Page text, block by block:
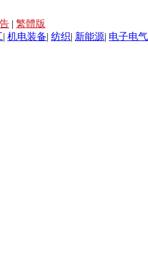
| 繁體版
| 机电装备| 纺织| 新能源| 电子电气